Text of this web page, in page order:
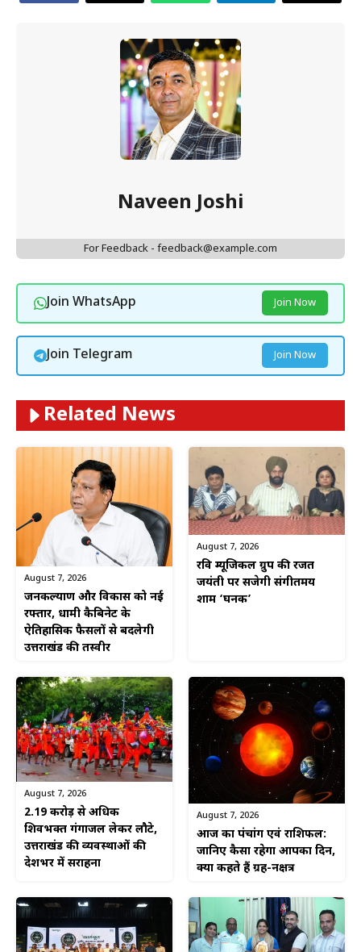
Naveen Joshi
For Feedback - feedback@example.com
Join WhatsApp Join Now
Join Telegram Join Now
Related News
August 7, 2026
जनकल्याण और विकास को नई
रफ्तार, धामी कैबिनेट के
ऐतिहासिक फैसलों से बदलेगी
उत्तराखंड की तस्वीर
August 7, 2026
रवि म्यूजिकल ग्रुप की रजत
जयंती पर सजेगी संगीतमय
शाम ‘घनक’
August 7, 2026
2.19 करोड़ से अधिक
शिवभक्त गंगाजल लेकर लौटे,
उत्तराखंड की व्यवस्थाओं की
देशभर में सराहना
August 7, 2026
आज का पंचांग एवं राशिफल:
जानिए कैसा रहेगा आपका दिन,
क्या कहते हैं ग्रह-नक्षत्र